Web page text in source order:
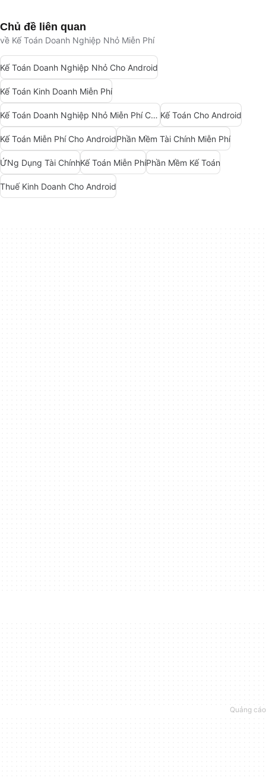
Chủ đề liên quan
về Kế Toán Doanh Nghiệp Nhỏ Miễn Phí
Kế Toán Doanh Nghiệp Nhỏ Cho Android
Kế Toán Kinh Doanh Miễn Phí
Kế Toán Doanh Nghiệp Nhỏ Miễn Phí Cho Android Kế Toán Cho Android
Kế Toán Miễn Phí Cho AndroidPhần Mềm Tài Chính Miễn Phí
ỨNg Dụng Tài ChínhKế Toán Miễn PhíPhần Mềm Kế Toán
Thuế Kinh Doanh Cho Android